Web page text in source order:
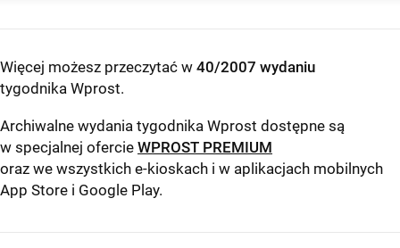
Więcej możesz przeczytać w 40/2007 wydaniu
tygodnika Wprost.
Archiwalne wydania tygodnika Wprost dostępne są
w specjalnej ofercie WPROST PREMIUM
oraz we wszystkich e-kioskach i w aplikacjach mobilnych
App Store i Google Play.